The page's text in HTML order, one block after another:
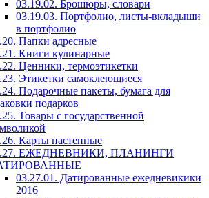
03.19.02. Брошюры, словари
03.19.03. Портфолио, листы-вкладыши
в портфолио
Папки адресные
Книги кулинарные
Ценники, термоэтикетки
Этикетки самоклеющиеся
Подарочные пакеты, бумага для
подарков
Товары с государственной
Карты настенные
ЕЖЕДНЕВНИКИ, ПЛАНИНГИ
03.27.01. Датированные ежедневикики
2016